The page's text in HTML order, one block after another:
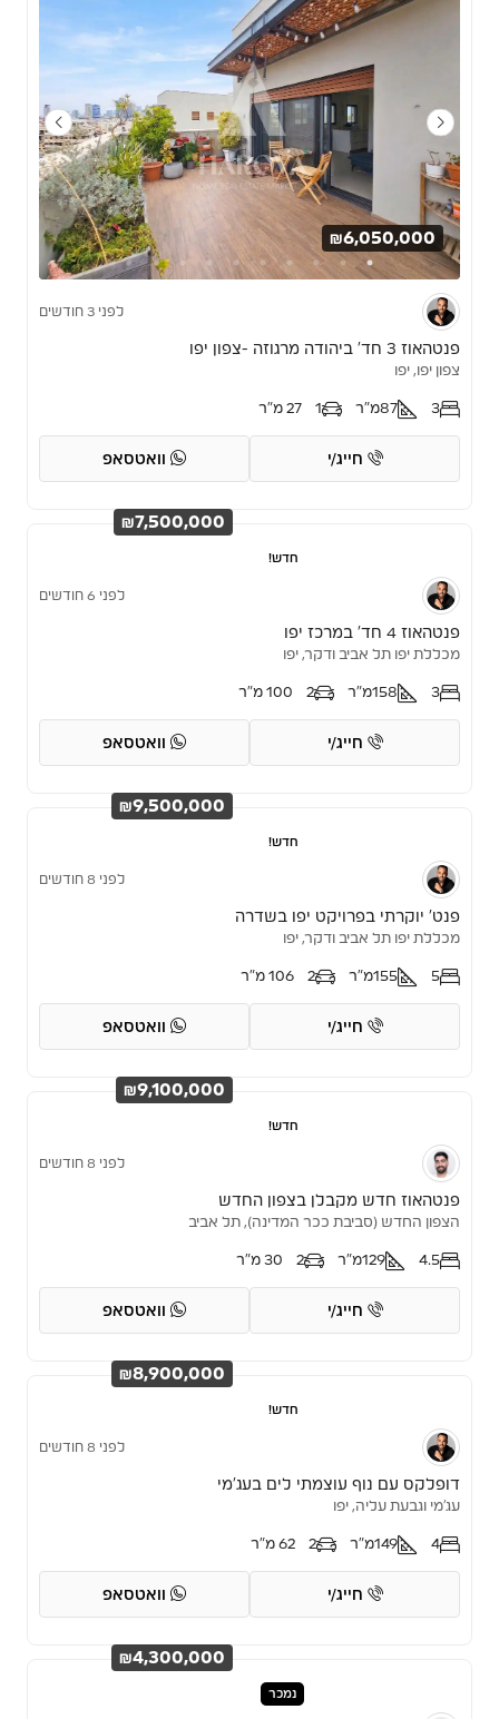
₪6,050,000
לפני 3 חודשים
פנטהאוז 3 חד’ ביהודה מרגוזה -צפון יפו
צפון יפו, יפו
3
87מ"ר 1 27 מ"ר
חייג/י וואטסאפ
חדש!
₪7,500,000
לפני 6 חודשים
פנטהאוז 4 חד’ במרכז יפו
מכללת יפו תל אביב ודקר, יפו
3
158מ"ר 2 100 מ"ר
חייג/י וואטסאפ
חדש!
₪9,500,000
לפני 8 חודשים
פנט’ יוקרתי בפרויקט יפו בשדרה
מכללת יפו תל אביב ודקר, יפו
5
155מ"ר 2 106 מ"ר
חייג/י וואטסאפ
חדש!
₪9,100,000
לפני 8 חודשים
פנטהאוז חדש מקבלן בצפון החדש
הצפון החדש (סביבת ככר המדינה), תל אביב
4.5
129מ"ר 2 30 מ"ר
חייג/י וואטסאפ
חדש!
₪8,900,000
לפני 8 חודשים
דופלקס עם נוף עוצמתי לים בעג’מי
עג'מי וגבעת עליה, יפו
4
149מ"ר 2 62 מ"ר
חייג/י וואטסאפ
נמכר
₪4,300,000